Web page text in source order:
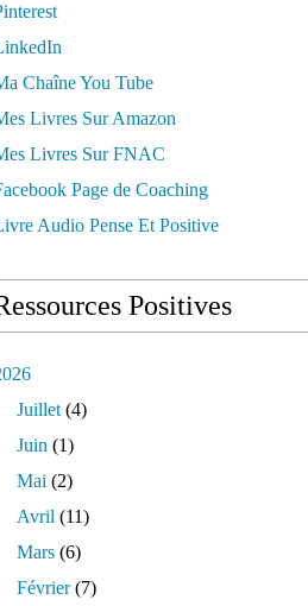
Chaîne You Tube
Livres Sur Amazon
Livres Sur FNAC
Page de Coaching
Audio Pense Et Positive
Positives
Juillet (4)
Juin (1)
Mai (2)
Avril (11)
Mars (6)
Février(7)